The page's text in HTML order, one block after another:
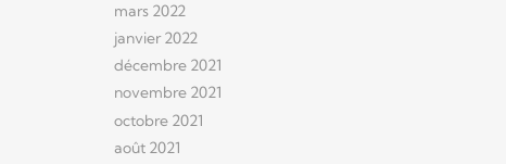
mars 2022
janvier 2022
décembre 2021
novembre 2021
octobre 2021
août 2021